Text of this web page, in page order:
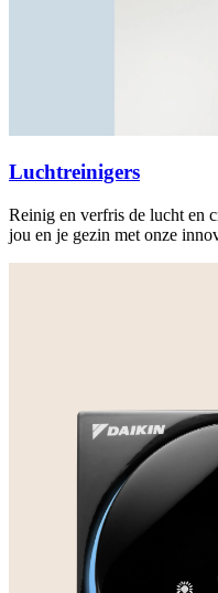
Luchtreinigers
Reinig en verfris de lucht en
jou en je gezin met onze